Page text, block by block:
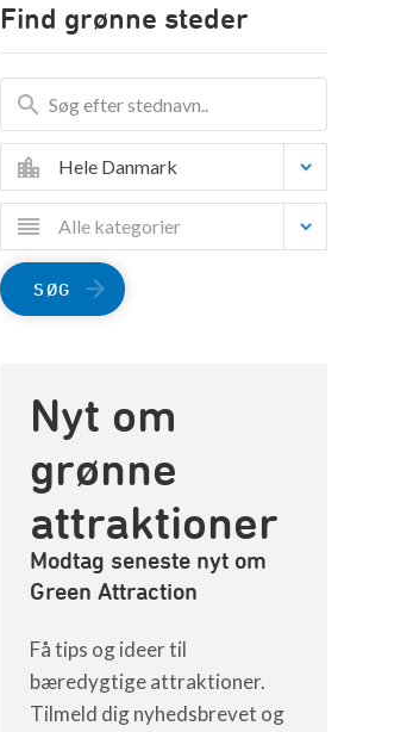
Find grønne steder
Hele Danmark
Alle kategorier
SØG
Nyt om
grønne
attraktioner
Modtag seneste nyt om
Green Attraction
Få tips og ideer til
bæredygtige attraktioner.
Tilmeld dig nyhedsbrevet og